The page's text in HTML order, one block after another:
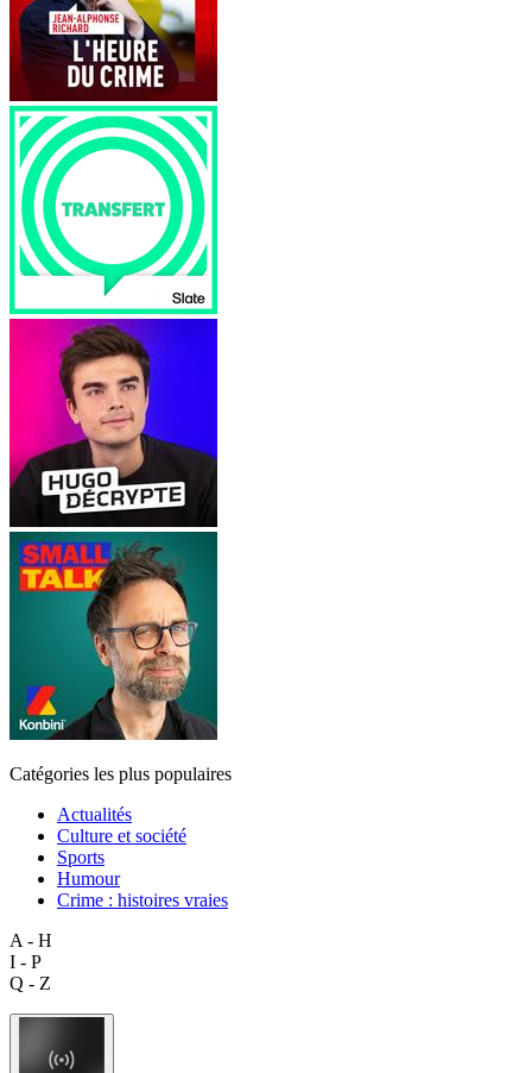
Catégories les plus populaires
Actualités
Culture et société
Sports
Humour
Crime : histoires vraies
A - H
I - P
Q - Z